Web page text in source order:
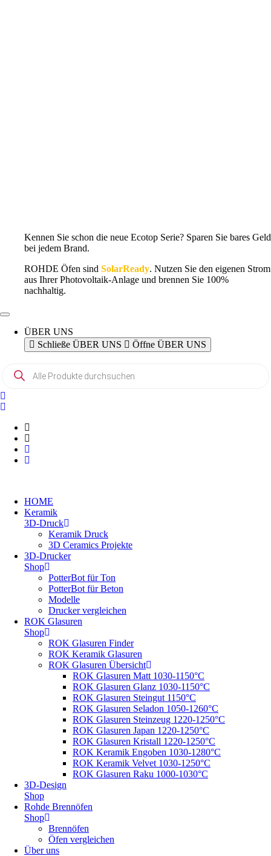
Kennen Sie schon die neue Ecotop Serie? Sparen Sie bares Geld
bei jedem Brand.
ROHDE Öfen sind SolarReady. Nutzen Sie den eigenen Strom
aus Ihrer Photovoltaik-Anlage und brennen Sie 100%
nachhaltig.
ÜBER UNS
Schließe ÜBER UNS
Öffne ÜBER UNS
Products
search
HOME
Keramik
3D-Druck
Keramik Druck
3D Ceramics Projekte
3D-Drucker
Shop
PotterBot für Ton
PotterBot für Beton
Modelle
Drucker vergleichen
ROK Glasuren
Shop
ROK Glasuren Finder
ROK Keramik Glasuren
ROK Glasuren Übersicht
ROK Glasuren Matt 1030-1150°C
ROK Glasuren Glanz 1030-1150°C
ROK Glasuren Steingut 1150°C
ROK Glasuren Seladon 1050-1260°C
ROK Glasuren Steinzeug 1220-1250°C
ROK Glasuren Japan 1220-1250°C
ROK Glasuren Kristall 1220-1250°C
ROK Keramik Engoben 1030-1280°C
ROK Keramik Velvet 1030-1250°C
ROK Glasuren Raku 1000-1030°C
3D-Design
Shop
Rohde Brennöfen
Shop
Brennöfen
Öfen vergleichen
Über uns